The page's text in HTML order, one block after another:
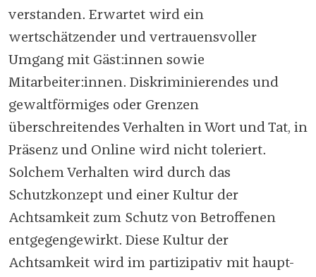
verstanden. Erwartet wird ein
wertschätzender und vertrauensvoller
Umgang mit Gäst:innen sowie
Mitarbeiter:innen. Diskriminierendes und
gewaltförmiges oder Grenzen
überschreitendes Verhalten in Wort und Tat, in
Präsenz und Online wird nicht toleriert.
Solchem Verhalten wird durch das
Schutzkonzept und einer Kultur der
Achtsamkeit zum Schutz von Betroffenen
entgegengewirkt. Diese Kultur der
Achtsamkeit wird im partizipativ mit haupt-